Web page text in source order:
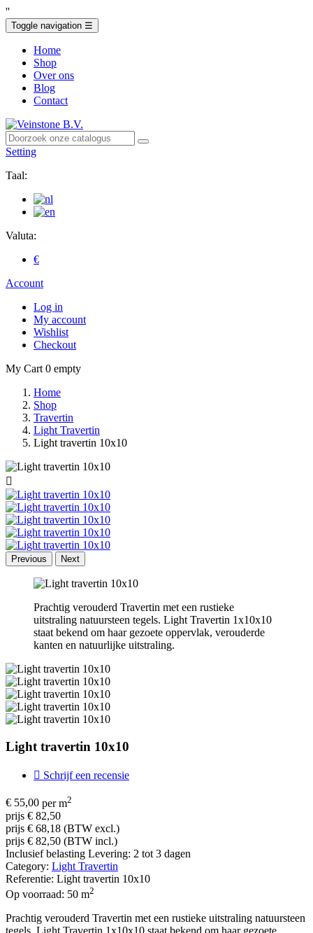
''
Toggle navigation ☰
Home
Shop
Over ons
Blog
Contact
Setting
Taal:
Valuta:
€
Account
Log in
My account
Wishlist
Checkout
My Cart 0 empty
Home
Shop
Travertin
Light Travertin
Light travertin 10x10

Previous Next
Prachtig verouderd Travertin met een rustieke
uitstraling natuursteen tegels. Light Travertin 1x10x10
staat bekend om haar gezoete oppervlak, verouderde
kanten en natuurlijke uitstraling.
Light travertin 10x10
 Schrijf een recensie
€ 55,00 per m2
prijs € 82,50
prijs € 68,18 (BTW excl.)
prijs € 82,50 (BTW incl.)
Inclusief belasting Levering: 2 tot 3 dagen
Category: Light Travertin
Referentie: Light travertin 10x10
Op voorraad: 50 m2
Prachtig verouderd Travertin met een rustieke uitstraling natuursteen
tegels. Light Travertin 1x10x10 staat bekend om haar gezoete